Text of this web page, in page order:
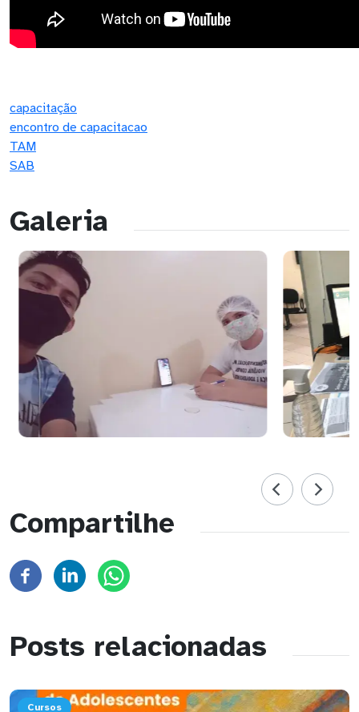
capacitação
encontro de capacitacao
TAM
SAB
Galeria
Compartilhe
Posts relacionadas
Cursos